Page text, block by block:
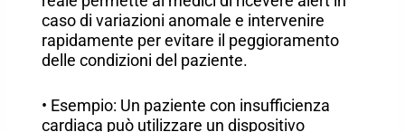
caso di variazioni anomale e intervenire
rapidamente per evitare il peggioramento
delle condizioni del paziente.
• Esempio: Un paziente con insufficienza
cardiaca può utilizzare un dispositivo